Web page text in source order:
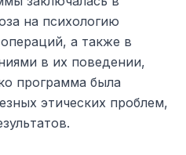
на психологию
а также в
в их поведении,
программа была
этических проблем,